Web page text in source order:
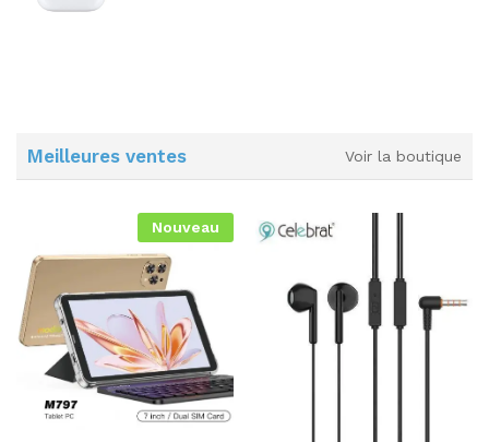
Meilleures ventes Voir la boutique
Nouveau